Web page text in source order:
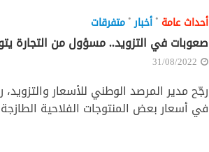
أحداث عامة • أخبار• متفرقات
صعوبات في التزويد.. مسؤول من التجارة
31/08/2022
رجّح مدير المرصد الوطني للأسعار
في أسعار بعض المنتوجات الفلاحية